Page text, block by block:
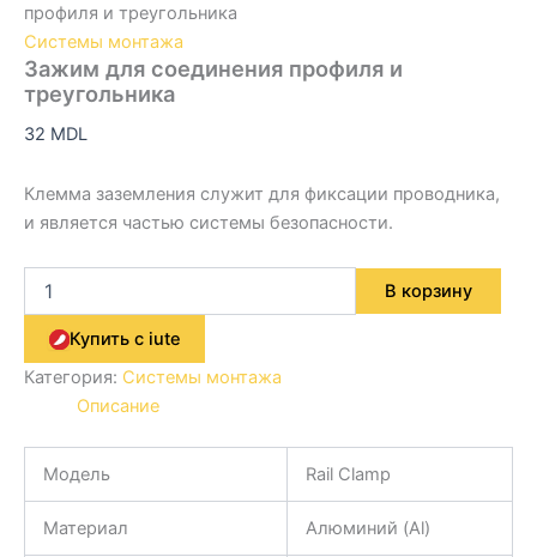
профиля и треугольника
Системы монтажа
Зажим для соединения профиля и
треугольника
32 MDL
Клемма заземления служит для фиксации проводника,
и является частью системы безопасности.
В корзину
Купить с iute
Категория: Системы монтажа
Описание
Модель Rail Clamp
Материал Алюминий (Al)